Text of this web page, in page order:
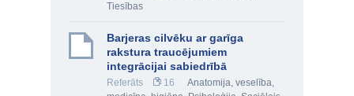
Tiesības
Barjeras cilvēku ar garīga
rakstura traucējumiem
integrācijai sabiedrībā
Referāts 16
Anatomija, veselība,